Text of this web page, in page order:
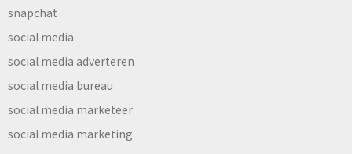
snapchat
social media
social media adverteren
social media bureau
social media marketeer
social media marketing